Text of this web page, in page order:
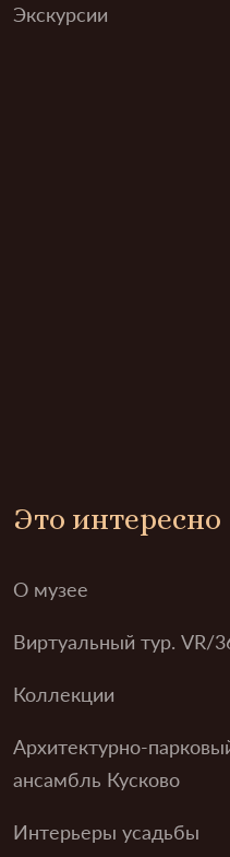
Экскурсии
Это интересно
О музее
Виртуальный тур. VR/
Коллекции
Архитектурно-
ансамбль Кусково
Интерьеры усадьбы